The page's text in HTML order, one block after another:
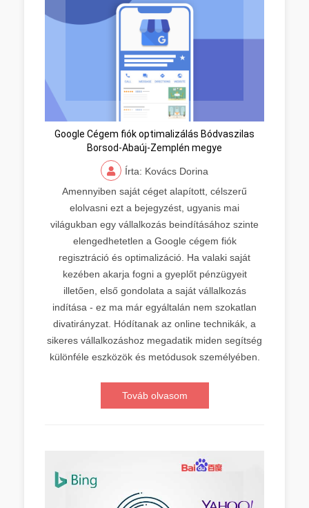
Google Cégem fiók optimalizálás Bódvaszilas
Borsod-Abaúj-Zemplén megye
Írta: Kovács Dorina
Amennyiben saját céget alapított, célszerű
elolvasni ezt a bejegyzést, ugyanis mai
világukban egy vállalkozás beindításához szinte
elengedhetetlen a Google cégem fiók
regisztráció és optimalizáció. Ha valaki saját
kezében akarja fogni a gyeplőt pénzügyeit
illetően, első gondolata a saját vállalkozás
indítása - ez ma már egyáltalán nem szokatlan
divatirányzat. Hódítanak az online technikák, a
sikeres vállalkozáshoz megadatik miden segítség
különféle eszközök és metódusok személyében.
Továb olvasom